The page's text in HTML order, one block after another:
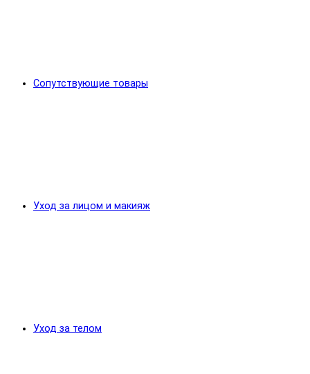
Сопутствующие товары
Уход за лицом и макияж
Уход за телом